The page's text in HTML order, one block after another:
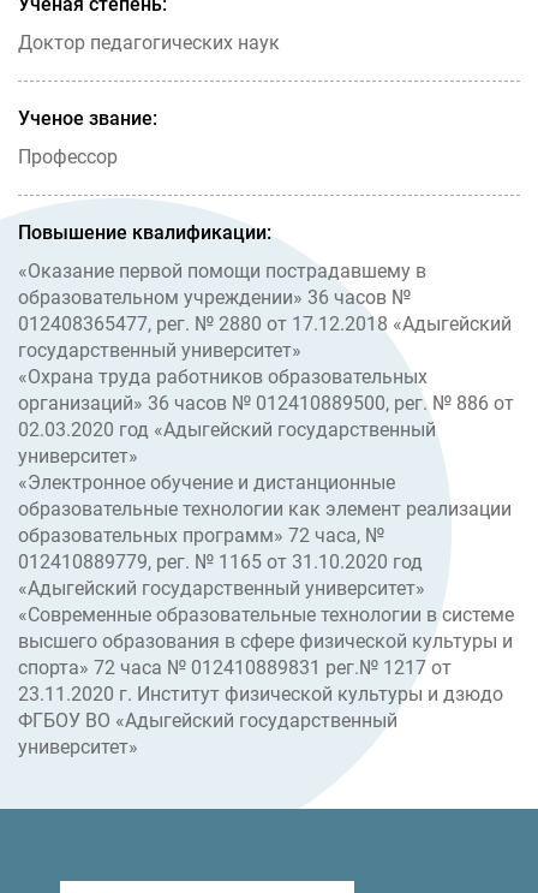
Доктор педагогических наук
Ученое звание:
Профессор
Повышение квалификации:
«Оказание первой помощи пострадавшему в
образовательном учреждении» 36 часов №
012408365477, рег. № 2880 от 17.12.2018 «Адыгейский
государственный университет»
«Охрана труда работников образовательных
организаций» 36 часов № 012410889500, рег. № 886 от
02.03.2020 год «Адыгейский государственный
университет»
«Электронное обучение и дистанционные
образовательные технологии как элемент реализации
образовательных программ» 72 часа, №
012410889779, рег. № 1165 от 31.10.2020 год
«Адыгейский государственный университет»
«Современные образовательные технологии в системе
высшего образования в сфере физической культуры и
спорта» 72 часа № 012410889831 рег.№ 1217 от
23.11.2020 г. Институт физической культуры и дзюдо
ФГБОУ ВО «Адыгейский государственный
университет»